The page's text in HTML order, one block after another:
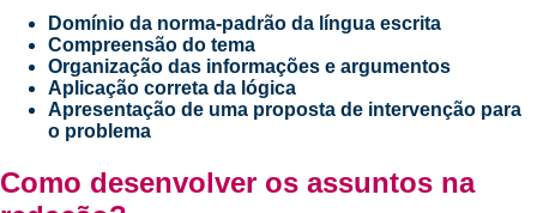
Domínio da norma-padrão da língua escrita
Compreensão do tema
Organização das informações e argumentos
Aplicação correta da lógica
Apresentação de uma proposta de intervenção para
o problema
Como desenvolver os assuntos na